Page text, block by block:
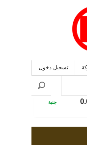
تسجيل دخول
جنية